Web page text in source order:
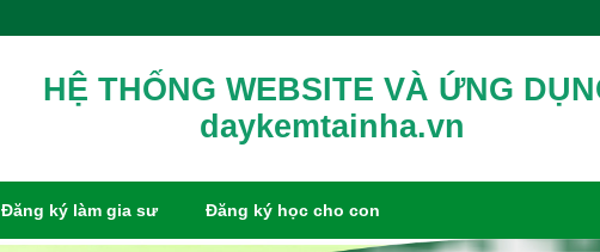
HỆ THỐNG WEBSITE VÀ ỨNG
daykemtainha.vn
Đăng ký làm gia sư Đăng ký học cho con